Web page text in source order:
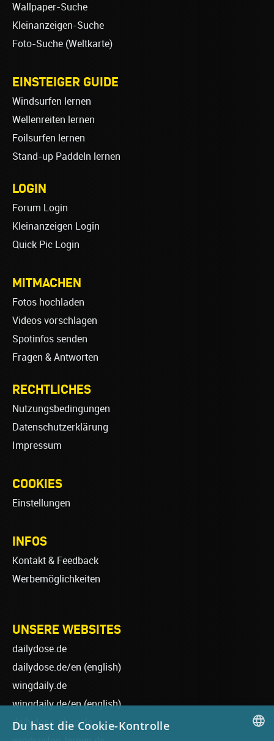
Wallpaper-Suche
Kleinanzeigen-Suche
Foto-Suche (Weltkarte)
EINSTEIGER GUIDE
Windsurfen lernen
Wellenreiten lernen
Foilsurfen lernen
Stand-up Paddeln lernen
LOGIN
Forum Login
Kleinanzeigen Login
Quick Pic Login
MITMACHEN
Fotos hochladen
Videos vorschlagen
Spotinfos senden
Fragen & Antworten
RECHTLICHES
Nutzungsbedingungen
Datenschutzerklärung
Impressum
COOKIES
Einstellungen
INFOS
Kontakt & Feedback
Werbemöglichkeiten
UNSERE WEBSITES
dailydose.de
dailydose.de/en (english)
wingdaily.de
wingdaily.de/en(english)
dailydose-shop.de
Du hast die Cookie-Kontrolle